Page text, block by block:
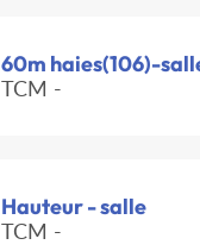
60m haies(106)-
TCM -
Hauteur - salle
TCM -